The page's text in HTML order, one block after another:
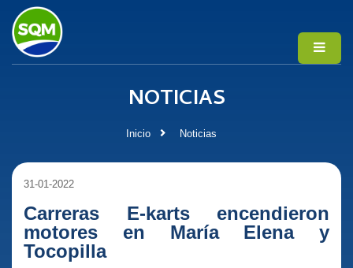
NOTICIAS
Inicio Noticias
31-01-2022
Carreras E-karts encendieron
motores en María Elena y
Tocopilla